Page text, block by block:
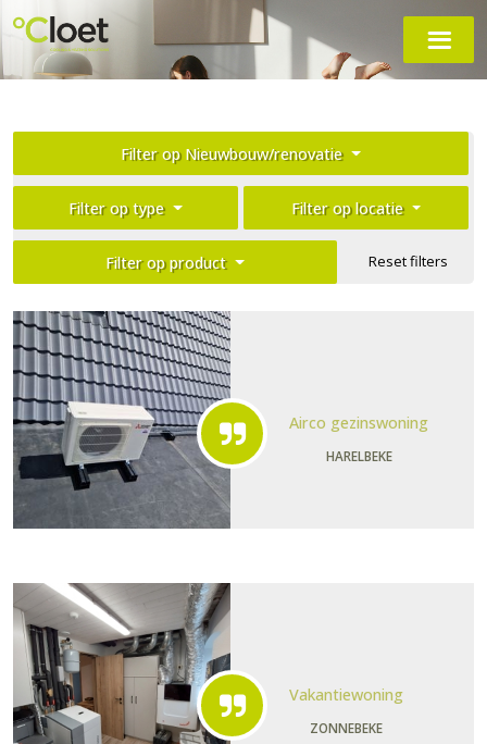
Airco gezinswoning
HARELBEKE
Vakantiewoning
ZONNEBEKE
Filter op Nieuwbouw/renovatie
Filter op type Filter op locatie
Filter op product Reset filters